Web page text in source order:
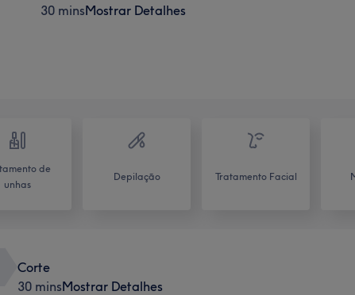
30 minsMostrar Detalhes
de
unhas
Depilação Tratamento Facial
Corte
30 minsMostrar Detalhes